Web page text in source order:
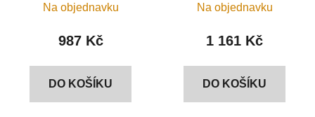
Na objednavku
987 Kč
DO KOŠÍKU
Na objednavku
1 161 Kč
DO KOŠÍKU